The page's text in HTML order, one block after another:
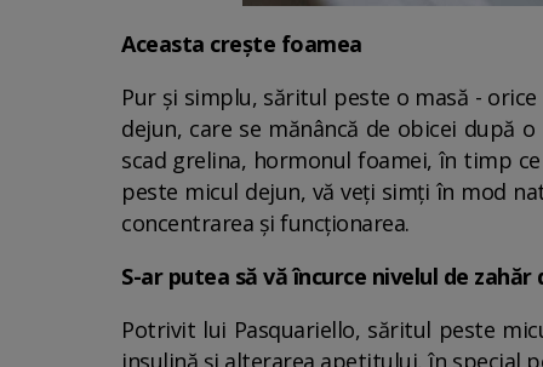
Aceasta crește foamea
Pur și simplu, săritul peste o masă -
dejun, care se mănâncă de obicei după
scad grelina, hormonul foamei, în timp
peste micul dejun, vă veți simți în mod
concentrarea și funcționarea.
S-ar putea să vă încurce nivelul de zahăr
Potrivit lui Pasquariello, săritul peste
insulină și alterarea apetitului, în special